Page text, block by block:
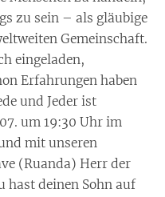
zu sein – als gläubige
Gemeinschaft.
eingeladen,
Erfahrungen haben
und Jeder ist
um 19:30 Uhr im
mit unseren
(Ruanda) Herr der
hast deinen Sohn auf